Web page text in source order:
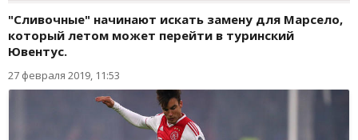
"Сливочные" начинают искать замену для Марсело,
который летом может перейти в туринский
Ювентус.
27 февраля 2019, 11:53